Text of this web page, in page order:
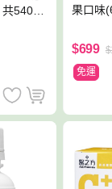
共540
果口味
$699
免運